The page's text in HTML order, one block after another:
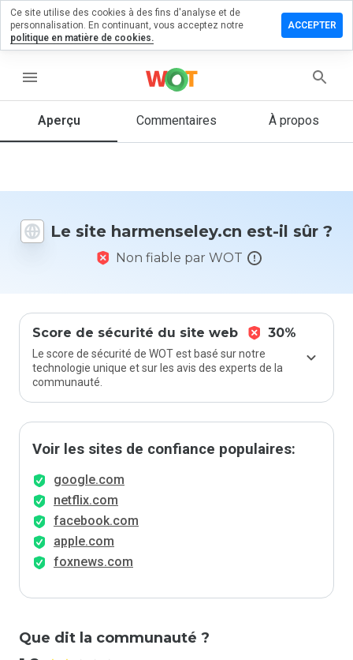
menu
Aperçu Commentaires À propos
Le site harmenseley.cn est-il sûr ?
Non fiable par WOT
Score de sécurité du site web 30%
Le score de sécurité de WOT est basé sur notre
technologie unique et sur les avis des experts de la
communauté.
Voir les sites de confiance populaires:
google.com
netflix.com
facebook.com
apple.com
foxnews.com
Que dit la communauté ?
un
1 et 5
vous à ce
site ?
Ce site utilise des cookies à des fins d'analyse et de
personnalisation. En continuant, vous acceptez notre
politique en matière de cookies.
ACCEPTER